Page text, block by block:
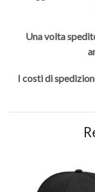
Una volta
I costi di